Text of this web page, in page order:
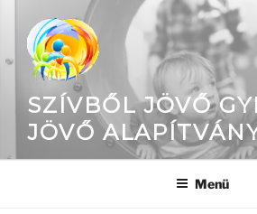
SZÍVBŐL JÖVŐ
JÖVŐ
Menü